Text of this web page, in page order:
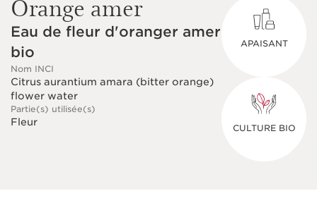
Orange amer
Eau de fleur d'oranger amer
bio
Nom INCI
Citrus aurantium amara (bitter orange)
flower water
Partie(s) utilisée(s)
Fleur
APAISANT
CULTURE BIO